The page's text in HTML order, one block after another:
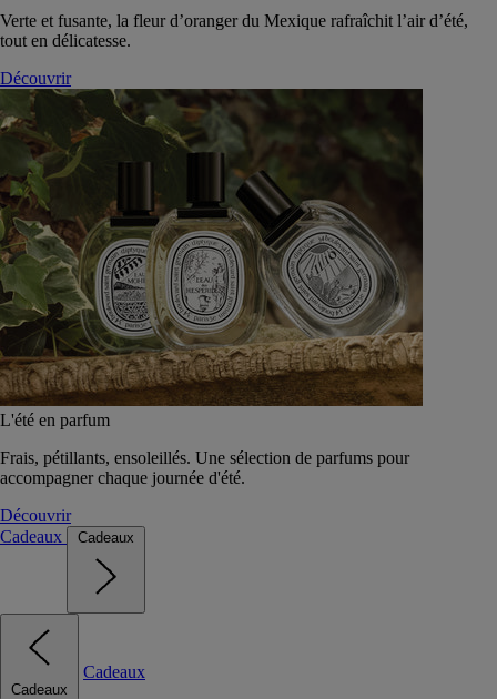
Verte et fusante, la fleur d’oranger du Mexique rafraîchit l’air d’été,
tout en délicatesse.
Découvrir
L'été en parfum
Frais, pétillants, ensoleillés. Une sélection de parfums pour
accompagner chaque journée d'été.
Découvrir
Cadeaux
Cadeaux
Cadeaux
Cadeaux